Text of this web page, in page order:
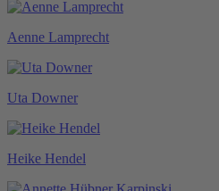
Aenne Lamprecht
Uta Downer
Heike Hendel